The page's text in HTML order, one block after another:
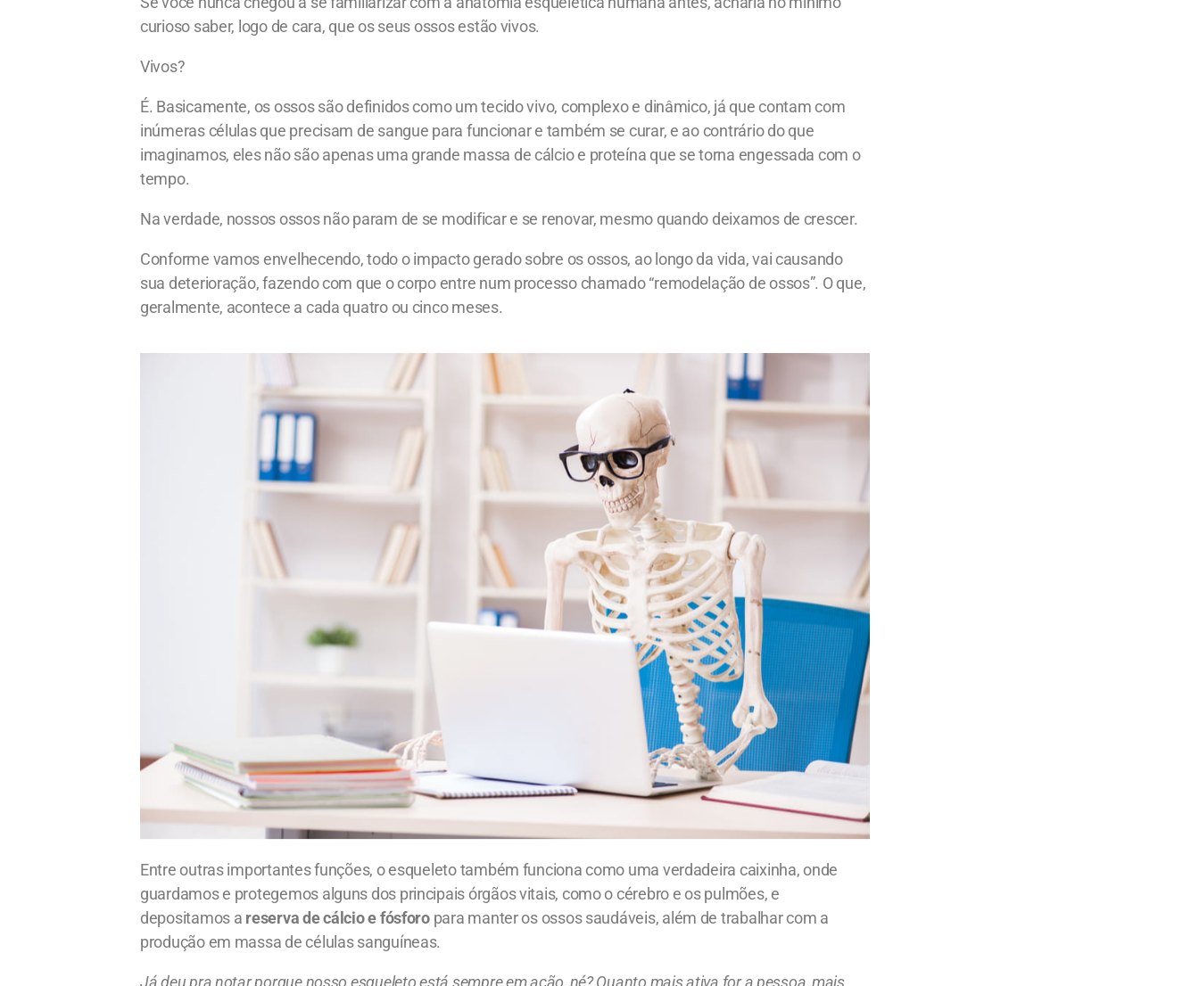
curioso saber, logo de cara, que os seus ossos estão vivos.
Vivos?
É. Basicamente, os ossos são definidos como um tecido vivo, complexo e dinâmico, já que contam com
inúmeras células que precisam de sangue para funcionar e também se curar, e ao contrário do que
imaginamos, eles não são apenas uma grande massa de cálcio e proteína que se torna engessada com o
tempo.
Na verdade, nossos ossos não param de se modificar e se renovar, mesmo quando deixamos de crescer.
Conforme vamos envelhecendo, todo o impacto gerado sobre os ossos, ao longo da vida, vai causando
sua deterioração, fazendo com que o corpo entre num processo chamado “remodelação de ossos”. O que,
geralmente, acontece a cada quatro ou cinco meses.
Entre outras importantes funções, o esqueleto também funciona como uma verdadeira caixinha, onde
guardamos e protegemos alguns dos principais órgãos vitais, como o cérebro e os pulmões, e
depositamos a reserva de cálcio e fósforo para manter os ossos saudáveis, além de trabalhar com a
produção em massa de células sanguíneas.